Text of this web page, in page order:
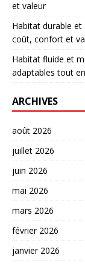
et valeur
Habitat durable
coût, confort et
Habitat fluide et
adaptables tout
ARCHIVES
août 2026
juillet 2026
juin 2026
mai 2026
mars 2026
février 2026
janvier 2026